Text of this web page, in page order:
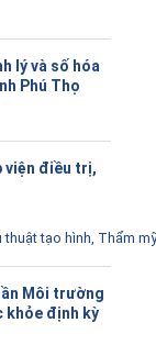
lý và số hóa
Phú Thọ
viện điều trị,
thuật tạo hình, Thẩm
Môi trường
khỏe định kỳ